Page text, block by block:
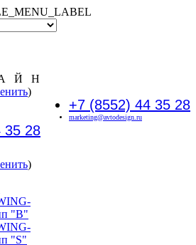
Й Н
+7 (8552) 44 35 28
marketing@avtodesign.ru
)
35 28
)
"B"
"S"